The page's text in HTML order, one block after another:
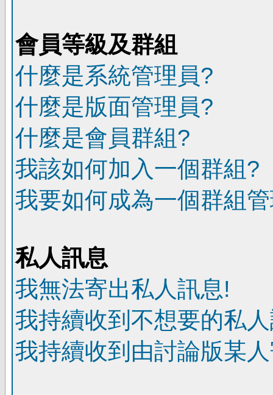
會員等級及群組
什麼是系統管理員?
什麼是版面管理員?
什麼是會員群組?
我該如何加入一個群組?
我要如何成為一個群組
私人訊息
我無法寄出私人訊息!
我持續收到不想要的私
我持續收到由討論版某